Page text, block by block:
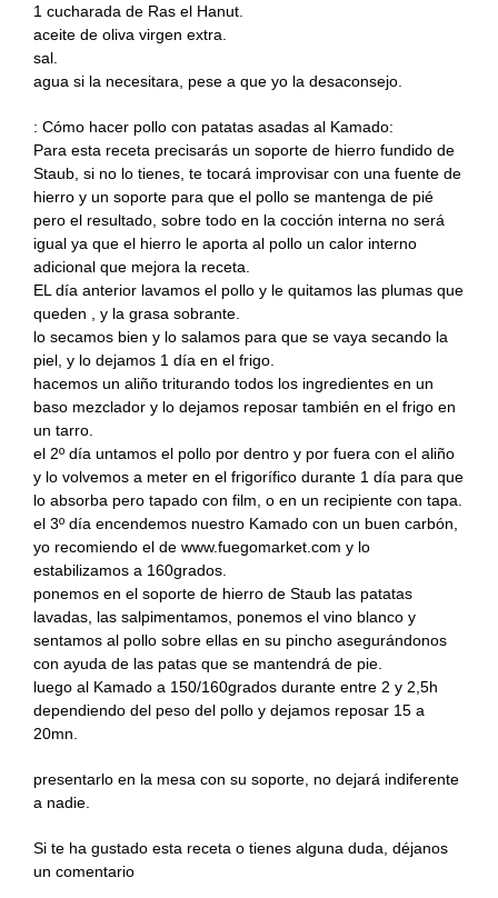
1 cucharada de Ras el Hanut.
aceite de oliva virgen extra.
sal.
agua si la necesitara, pese a que yo la desaconsejo.
: Cómo hacer pollo con patatas asadas al Kamado:
Para esta receta precisarás un soporte de hierro fundido de
Staub, si no lo tienes, te tocará improvisar con una fuente de
hierro y un soporte para que el pollo se mantenga de pié
pero el resultado, sobre todo en la cocción interna no será
igual ya que el hierro le aporta al pollo un calor interno
adicional que mejora la receta.
EL día anterior lavamos el pollo y le quitamos las plumas que
queden , y la grasa sobrante.
lo secamos bien y lo salamos para que se vaya secando la
piel, y lo dejamos 1 día en el frigo.
hacemos un aliño triturando todos los ingredientes en un
baso mezclador y lo dejamos reposar también en el frigo en
un tarro.
el 2º día untamos el pollo por dentro y por fuera con el aliño
y lo volvemos a meter en el frigorífico durante 1 día para que
lo absorba pero tapado con film, o en un recipiente con tapa.
el 3º día encendemos nuestro Kamado con un buen carbón,
yo recomiendo el de www.fuegomarket.com y lo
estabilizamos a 160grados.
ponemos en el soporte de hierro de Staub las patatas
lavadas, las salpimentamos, ponemos el vino blanco y
sentamos al pollo sobre ellas en su pincho asegurándonos
con ayuda de las patas que se mantendrá de pie.
luego al Kamado a 150/160grados durante entre 2 y 2,5h
dependiendo del peso del pollo y dejamos reposar 15 a
20mn.
presentarlo en la mesa con su soporte, no dejará indiferente
a nadie.
Si te ha gustado esta receta o tienes alguna duda, déjanos
un comentario